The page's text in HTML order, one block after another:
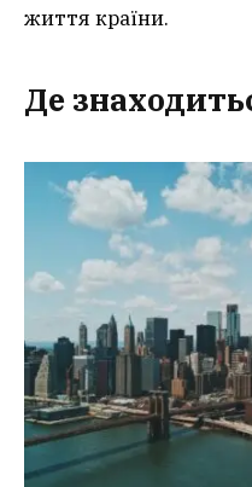
життя країни.
Де